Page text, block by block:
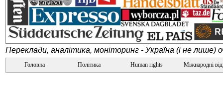
Переклади, аналітика, моніторинг - Україна (і не лише)
Головна Політика Human rights Міжнародні